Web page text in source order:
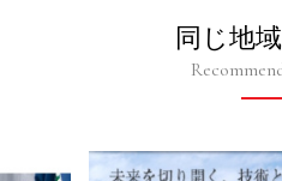
同じ地